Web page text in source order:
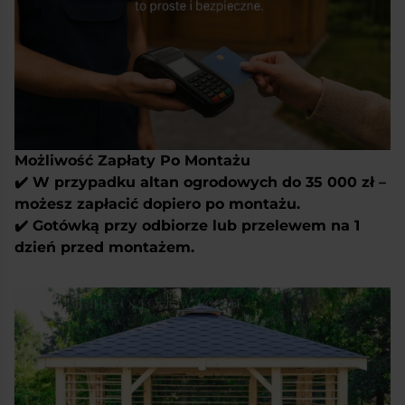
Możliwość Zapłaty Po Montażu
✔️ W przypadku altan ogrodowych do 35 000 zł –
możesz zapłacić dopiero po montażu.
✔️ Gotówką przy odbiorze lub przelewem na 1
dzień przed montażem.